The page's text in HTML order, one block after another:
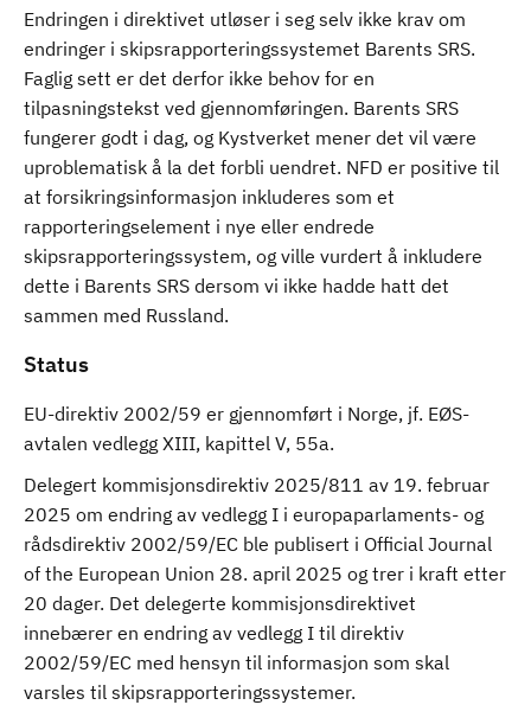
Endringen i direktivet utløser i seg selv ikke krav om
endringer i skipsrapporteringssystemet Barents SRS.
Faglig sett er det derfor ikke behov for en
tilpasningstekst ved gjennomføringen. Barents SRS
fungerer godt i dag, og Kystverket mener det vil være
uproblematisk å la det forbli uendret. NFD er positive til
at forsikringsinformasjon inkluderes som et
rapporteringselement i nye eller endrede
skipsrapporteringssystem, og ville vurdert å inkludere
dette i Barents SRS dersom vi ikke hadde hatt det
sammen med Russland.
Status
EU-direktiv 2002/59 er gjennomført i Norge, jf. EØS-
avtalen vedlegg XIII, kapittel V, 55a.
Delegert kommisjonsdirektiv 2025/811 av 19. februar
2025 om endring av vedlegg I i europaparlaments- og
rådsdirektiv 2002/59/EC ble publisert i Official Journal
of the European Union 28. april 2025 og trer i kraft etter
20 dager. Det delegerte kommisjonsdirektivet
innebærer en endring av vedlegg I til direktiv
2002/59/EC med hensyn til informasjon som skal
varsles til skipsrapporteringssystemer.